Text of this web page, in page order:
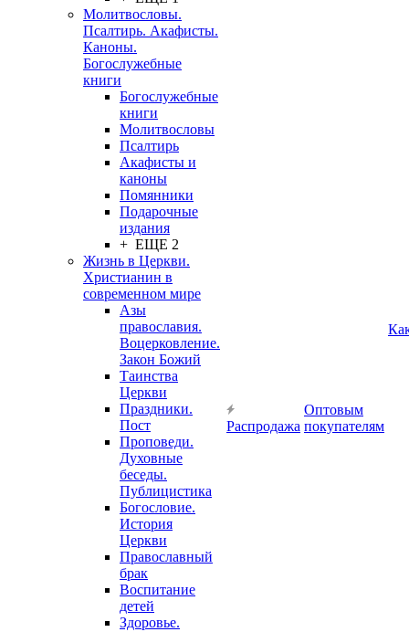
Молитвословы.
Псалтирь. Акафисты.
Каноны.
Богослужебные
книги
Богослужебные
книги
Молитвословы
Псалтирь
Акафисты и
каноны
Помянники
Подарочные
издания
+ ЕЩЕ 2
Жизнь в Церкви.
Христианин в
современном мире
Азы
православия.
Воцерковление.
Закон Божий
Таинства
Церкви
Праздники.
Пост
Проповеди.
Духовные
беседы.
Публицистика
Богословие.
История
Церкви
Православный
брак
Воспитание
детей
Здоровье.
Распродажа
Оптовым
покупателям